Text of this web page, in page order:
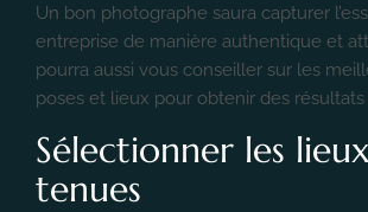
Un bon photographe saura capturer
entreprise de manière authentique et
pourra aussi vous conseiller sur les
poses et lieux pour obtenir des
Sélectionner les
tenues